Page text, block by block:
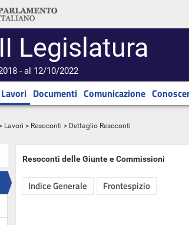
Legislatura
- al 12/10/2022
Lavori Documenti Comunicazione
Lavori > Resoconti > Dettaglio Resoconti
Resoconti delle Giunte e Commissioni
Indice Generale Frontespizio